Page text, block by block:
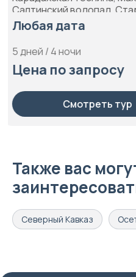
Махачкала, Пещеры
Сулакский каньон,
плато, Чиркейская
водохранилище
Любая дата
4 дня / 3 ночи
Цена по запросу
Смотреть
Также вас
Северный Кавказ